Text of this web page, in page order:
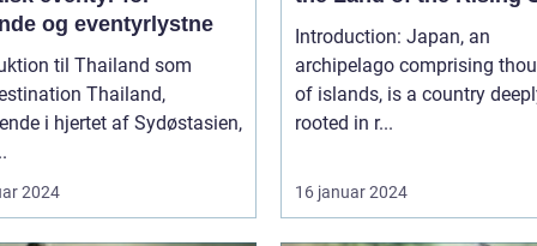
og eventyrlystne
til Thailand som
Thailand,
i hjertet af Sydøstasien,
2024
Introduction: Japan, an
archipelago comprising
of islands, is a country
rooted in r...
16 januar 2024